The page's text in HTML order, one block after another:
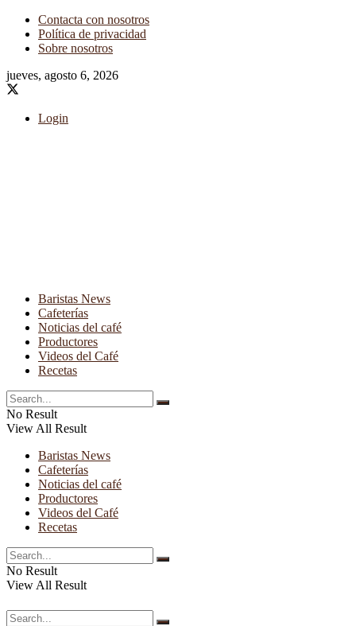
Contacta con nosotros
Política de privacidad
Sobre nosotros
jueves, agosto 6, 2026
Login
Baristas News
Cafeterías
Noticias del café
Productores
Videos del Café
Recetas
No Result
View All Result
Baristas News
Cafeterías
Noticias del café
Productores
Videos del Café
Recetas
No Result
View All Result